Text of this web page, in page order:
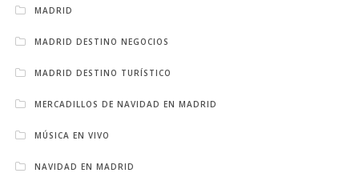
MADRID
MADRID DESTINO NEGOCIOS
MADRID DESTINO TURÍSTICO
MERCADILLOS DE NAVIDAD EN MADRID
MÚSICA EN VIVO
NAVIDAD EN MADRID